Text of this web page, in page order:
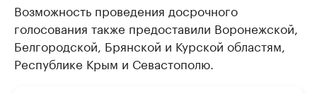
Возможность проведения досрочного
голосования также предоставили Воронежской,
Белгородской, Брянской и Курской областям,
Республике Крым и Севастополю.